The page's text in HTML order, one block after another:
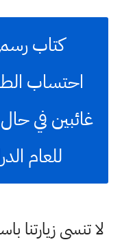
كتاب
احتساب
غائبين في
للعام
لا تنسى